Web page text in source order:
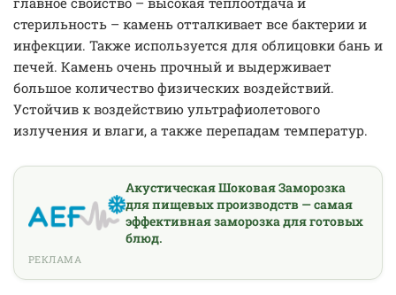
стерильность – камень отталкивает все бактерии и
инфекции. Также используется для облицовки бань и
печей. Камень очень прочный и выдерживает
большое количество физических воздействий.
Устойчив к воздействию ультрафиолетового
излучения и влаги, а также перепадам температур.
Акустическая Шоковая Заморозка
для пищевых производств — самая
эффективная заморозка для готовых
блюд.
РЕКЛАМА